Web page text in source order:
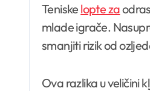
Teniske lopte za
mlade igrače.
smanjiti rizik od
Ova razlika u veličini